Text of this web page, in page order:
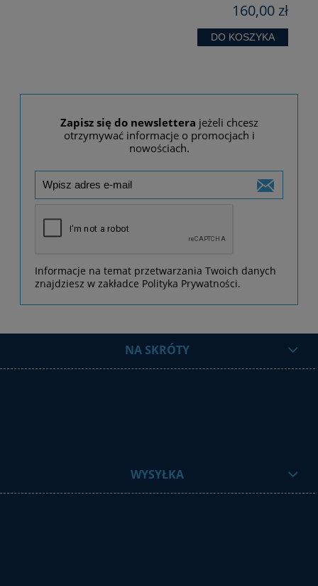
160,00 zł
DO KOSZYKA
Zapisz się do newslettera jeżeli chcesz
otrzymywać informacje o promocjach i
nowościach.
Informacje na temat przetwarzania Twoich danych
znajdziesz w zakładce Polityka Prywatności.
NA SKRÓTY
WYSYŁKA